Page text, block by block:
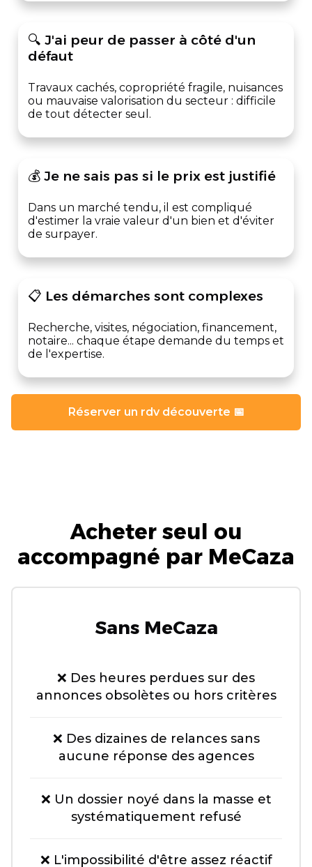
🔍 J'ai peur de passer à côté d'un
défaut
Travaux cachés, copropriété fragile, nuisances
ou mauvaise valorisation du secteur : difficile
de tout détecter seul.
💰 Je ne sais pas si le prix est justifié
Dans un marché tendu, il est compliqué
d'estimer la vraie valeur d'un bien et d'éviter
de surpayer.
📋 Les démarches sont complexes
Recherche, visites, négociation, financement,
notaire... chaque étape demande du temps et
de l'expertise.
Réserver un rdv découverte 📅
Acheter seul ou
accompagné par MeCaza
Sans MeCaza
❌ Des heures perdues sur des
annonces obsolètes ou hors critères
❌ Des dizaines de relances sans
aucune réponse des agences
❌ Un dossier noyé dans la masse et
systématiquement refusé
❌ L'impossibilité d'être assez réactif